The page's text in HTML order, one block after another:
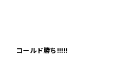
コールド勝ち!!!!!